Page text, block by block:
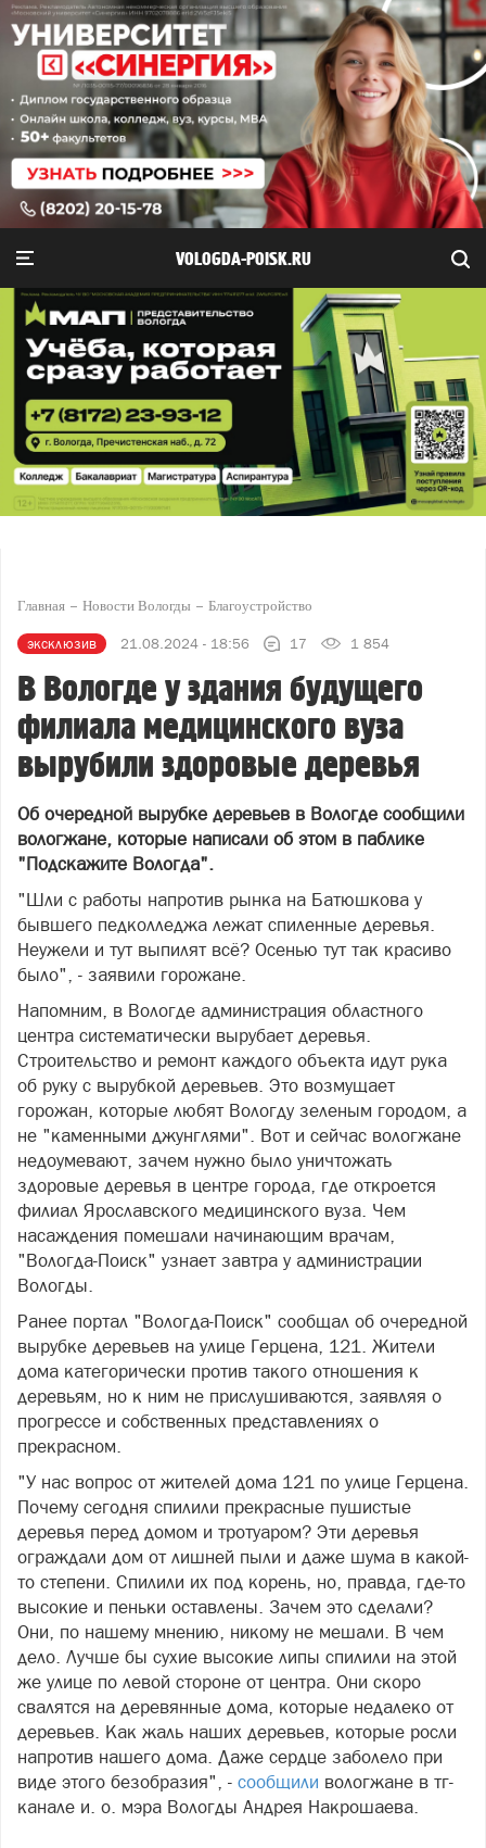
VOLOGDA-POISK.RU
Главная Новости Вологды Благоустройство
эксклюзив 21.08.2024 - 18:56 17 1 854
В Вологде у здания будущего
филиала медицинского вуза
вырубили здоровые деревья
Об очередной вырубке деревьев в Вологде сообщили
вологжане, которые написали об этом в паблике
"Подскажите Вологда".
"Шли с работы напротив рынка на Батюшкова у
бывшего педколледжа лежат спиленные деревья.
Неужели и тут выпилят всё? Осенью тут так красиво
было", - заявили горожане.
Напомним, в Вологде администрация областного
центра систематически вырубает деревья.
Строительство и ремонт каждого объекта идут рука
об руку с вырубкой деревьев. Это возмущает
горожан, которые любят Вологду зеленым городом, а
не "каменными джунглями". Вот и сейчас вологжане
недоумевают, зачем нужно было уничтожать
здоровые деревья в центре города, где откроется
филиал Ярославского медицинского вуза. Чем
насаждения помешали начинающим врачам,
"Вологда-Поиск" узнает завтра у администрации
Вологды.
Ранее портал "Вологда-Поиск" сообщал об очередной
вырубке деревьев на улице Герцена, 121. Жители
дома категорически против такого отношения к
деревьям, но к ним не прислушиваются, заявляя о
прогрессе и собственных представлениях о
прекрасном.
"У нас вопрос от жителей дома 121 по улице Герцена.
Почему сегодня спилили прекрасные пушистые
деревья перед домом и тротуаром? Эти деревья
ограждали дом от лишней пыли и даже шума в какой-
то степени. Спилили их под корень, но, правда, где-то
высокие и пеньки оставлены. Зачем это сделали?
Они, по нашему мнению, никому не мешали. В чем
дело. Лучше бы сухие высокие липы спилили на этой
же улице по левой стороне от центра. Они скоро
свалятся на деревянные дома, которые недалеко от
деревьев. Как жаль наших деревьев, которые росли
напротив нашего дома. Даже сердце заболело при
виде этого безобразия", - сообщили вологжане в тг-
канале и. о. мэра Вологды Андрея Накрошаева.